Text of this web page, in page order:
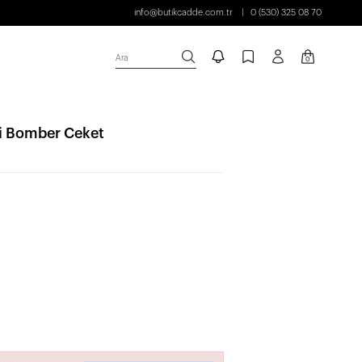
info@butikcadde.com.tr 0 (530) 325 08 70
Ara 0
Bomber Ceket